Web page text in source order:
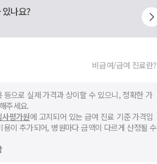
나요?
비급여/급여 진료란?
으로 실제 가격과 상이할 수 있으니, 정확한 가
주세요.
평가원에 고지되어 있는 급여 진료 기준 가격입
이 추가되어, 병원마다 금액이 다르게 산정될 수